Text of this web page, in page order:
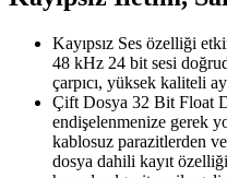
Kayıpsız Ses özelliği
48 kHz 24 bit sesi
çarpıcı, yüksek kaliteli
Çift Dosya 32 Bit Float
endişelenmenize gerek
kablosuz parazitlerden
dosya dahili kayıt